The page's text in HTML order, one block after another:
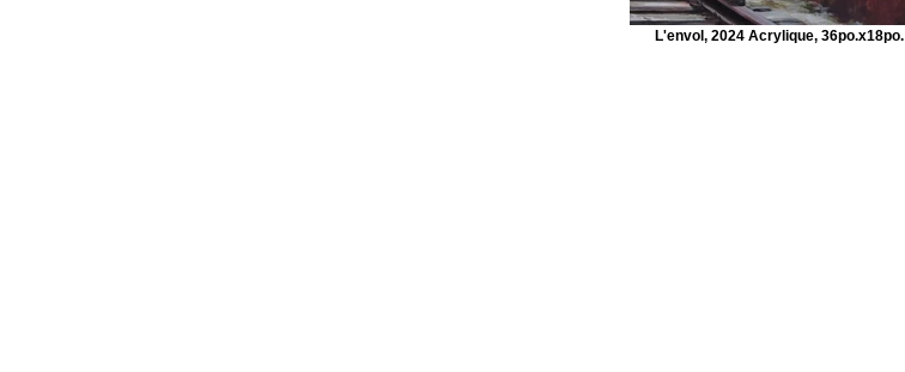
L'envol, 2024 Acrylique, 36po.x18po.